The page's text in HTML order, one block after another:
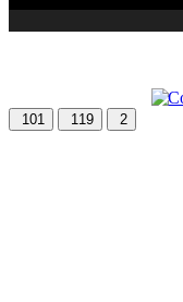
101 119 2